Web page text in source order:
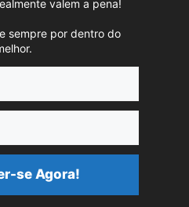
valem a pena!
sempre por dentro do
se Agora!